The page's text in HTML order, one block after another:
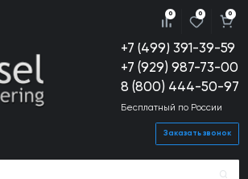
+7 (499) 391-39-59
+7 (929) 987-73-00
8 (800) 444-50-97
Бесплатный по России
Заказать звонок
0 0 0